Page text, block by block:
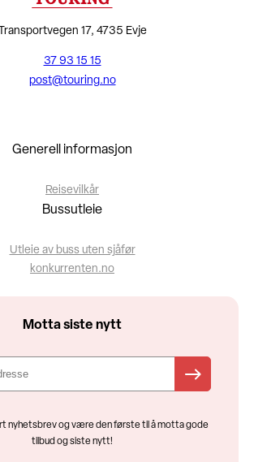
Transportvegen 17, 4735 Evje
37 93 15 15
post@touring.no
Generell informasjon
Reisevilkår
Bussutleie
Utleie av buss uten sjåfør
konkurrenten.no
Motta siste nytt
nyhetsbrev og være den første til å motta gode
tilbud og siste nytt!